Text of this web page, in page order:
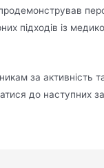
підходів із
за активність та
до наступних